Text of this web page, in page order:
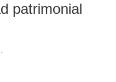
patrimonial